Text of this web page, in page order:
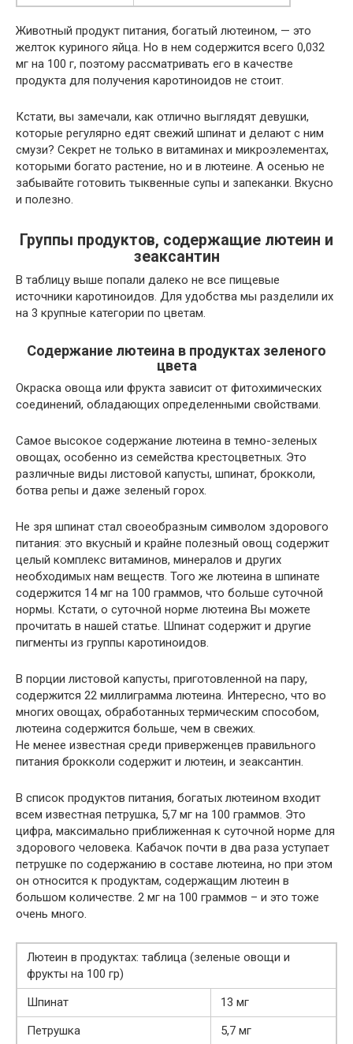
Животный продукт питания, богатый лютеином, — это
желток куриного яйца. Но в нем содержится всего 0,032
мг на 100 г, поэтому рассматривать его в качестве
продукта для получения каротиноидов не стоит.
Кстати, вы замечали, как отлично выглядят девушки,
которые регулярно едят свежий шпинат и делают с ним
смузи? Секрет не только в витаминах и микроэлементах,
которыми богато растение, но и в лютеине. А осенью не
забывайте готовить тыквенные супы и запеканки. Вкусно
и полезно.
Группы продуктов, содержащие лютеин и
зеаксантин
В таблицу выше попали далеко не все пищевые
источники каротиноидов. Для удобства мы разделили их
на 3 крупные категории по цветам.
Содержание лютеина в продуктах зеленого
цвета
Окраска овоща или фрукта зависит от фитохимических
соединений, обладающих определенными свойствами.
Самое высокое содержание лютеина в темно-зеленых
овощах, особенно из семейства крестоцветных. Это
различные виды листовой капусты, шпинат, брокколи,
ботва репы и даже зеленый горох.
Не зря шпинат стал своеобразным символом здорового
питания: это вкусный и крайне полезный овощ содержит
целый комплекс витаминов, минералов и других
необходимых нам веществ. Того же лютеина в шпинате
содержится 14 мг на 100 граммов, что больше суточной
нормы. Кстати, о суточной норме лютеина Вы можете
прочитать в нашей статье. Шпинат содержит и другие
пигменты из группы каротиноидов.
В порции листовой капусты, приготовленной на пару,
содержится 22 миллиграмма лютеина. Интересно, что во
многих овощах, обработанных термическим способом,
лютеина содержится больше, чем в свежих.
Не менее известная среди приверженцев правильного
питания брокколи содержит и лютеин, и зеаксантин.
В список продуктов питания, богатых лютеином входит
всем известная петрушка, 5,7 мг на 100 граммов. Это
цифра, максимально приближенная к суточной норме для
здорового человека. Кабачок почти в два раза уступает
петрушке по содержанию в составе лютеина, но при этом
он относится к продуктам, содержащим лютеин в
большом количестве. 2 мг на 100 граммов – и это тоже
очень много.
Лютеин в продуктах: таблица (зеленые овощи и
фрукты на 100 гр)
Шпинат
13 мг
Петрушка
5,7 мг